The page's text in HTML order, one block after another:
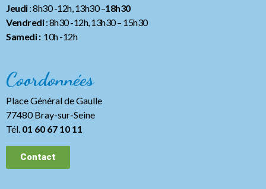
Jeudi: 8h30 -12h, 13h30 –18h30
Vendredi: 8h30 -12h, 13h30– 15h30
Samedi :10h -12h
Coordonnées
Place Général de Gaulle
77480 Bray-sur-Seine
Tél. 01 60 67 10 11
Contact